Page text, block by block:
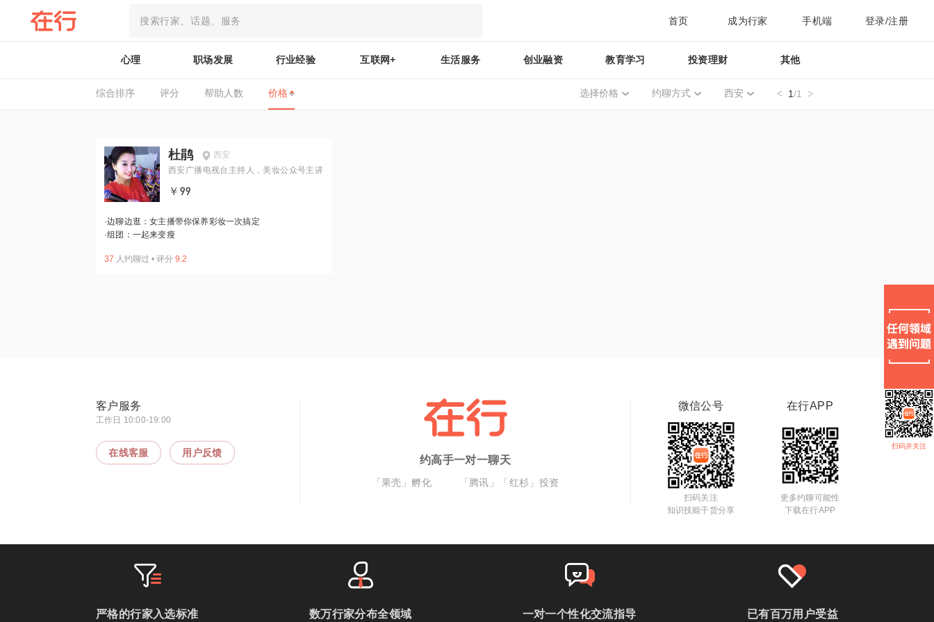
首页 成为行家 手机端 登录/注册
心理 职场发展 行业经验 互联网+ 生活服务 创业融资 教育学习 投资理财 其他
综合排序 评分 帮助人数 价格 选择价格 约聊方式 西安 1/1
杜鹃
西安
西安广播电视台主持人，美妆公众号主讲
￥99
·边聊边逛：女主播带你保养彩妆一次搞定
·组团：一起来变瘦
37 人约聊过 • 评分 9.2
扫码并关注
客户服务
工作日 10:00-19:00
在线客服 用户反馈
约高手一对一聊天
「果壳」孵化 「腾讯」「红杉」投资
微信公号
扫码关注
知识技能干货分享
在行APP
更多约聊可能性
下载在行APP
严格的行家入选标准 数万行家分布全领域 一对一个性化交流指导 已有百万用户受益